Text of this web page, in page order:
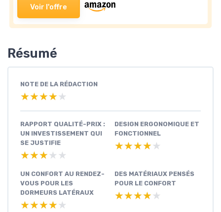
Voir l'offre
Résumé
NOTE DE LA RÉDACTION
★★★★★
★★★★★
RAPPORT QUALITÉ-PRIX :
UN INVESTISSEMENT QUI
SE JUSTIFIE
★★★★★
★★★★★
DESIGN ERGONOMIQUE ET
FONCTIONNEL
★★★★★
★★★★★
UN CONFORT AU RENDEZ-
VOUS POUR LES
DORMEURS LATÉRAUX
★★★★★
★★★★★
DES MATÉRIAUX PENSÉS
POUR LE CONFORT
★★★★★
★★★★★